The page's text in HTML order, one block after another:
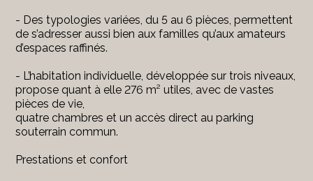
- Des typologies variées, du 5 au 6 pièces, permettent
de s’adresser aussi bien aux familles qu’aux amateurs
d’espaces raffinés.
- L’habitation individuelle, développée sur trois niveaux,
propose quant à elle 276 m² utiles, avec de vastes
pièces de vie,
quatre chambres et un accès direct au parking
souterrain commun.
Prestations et confort